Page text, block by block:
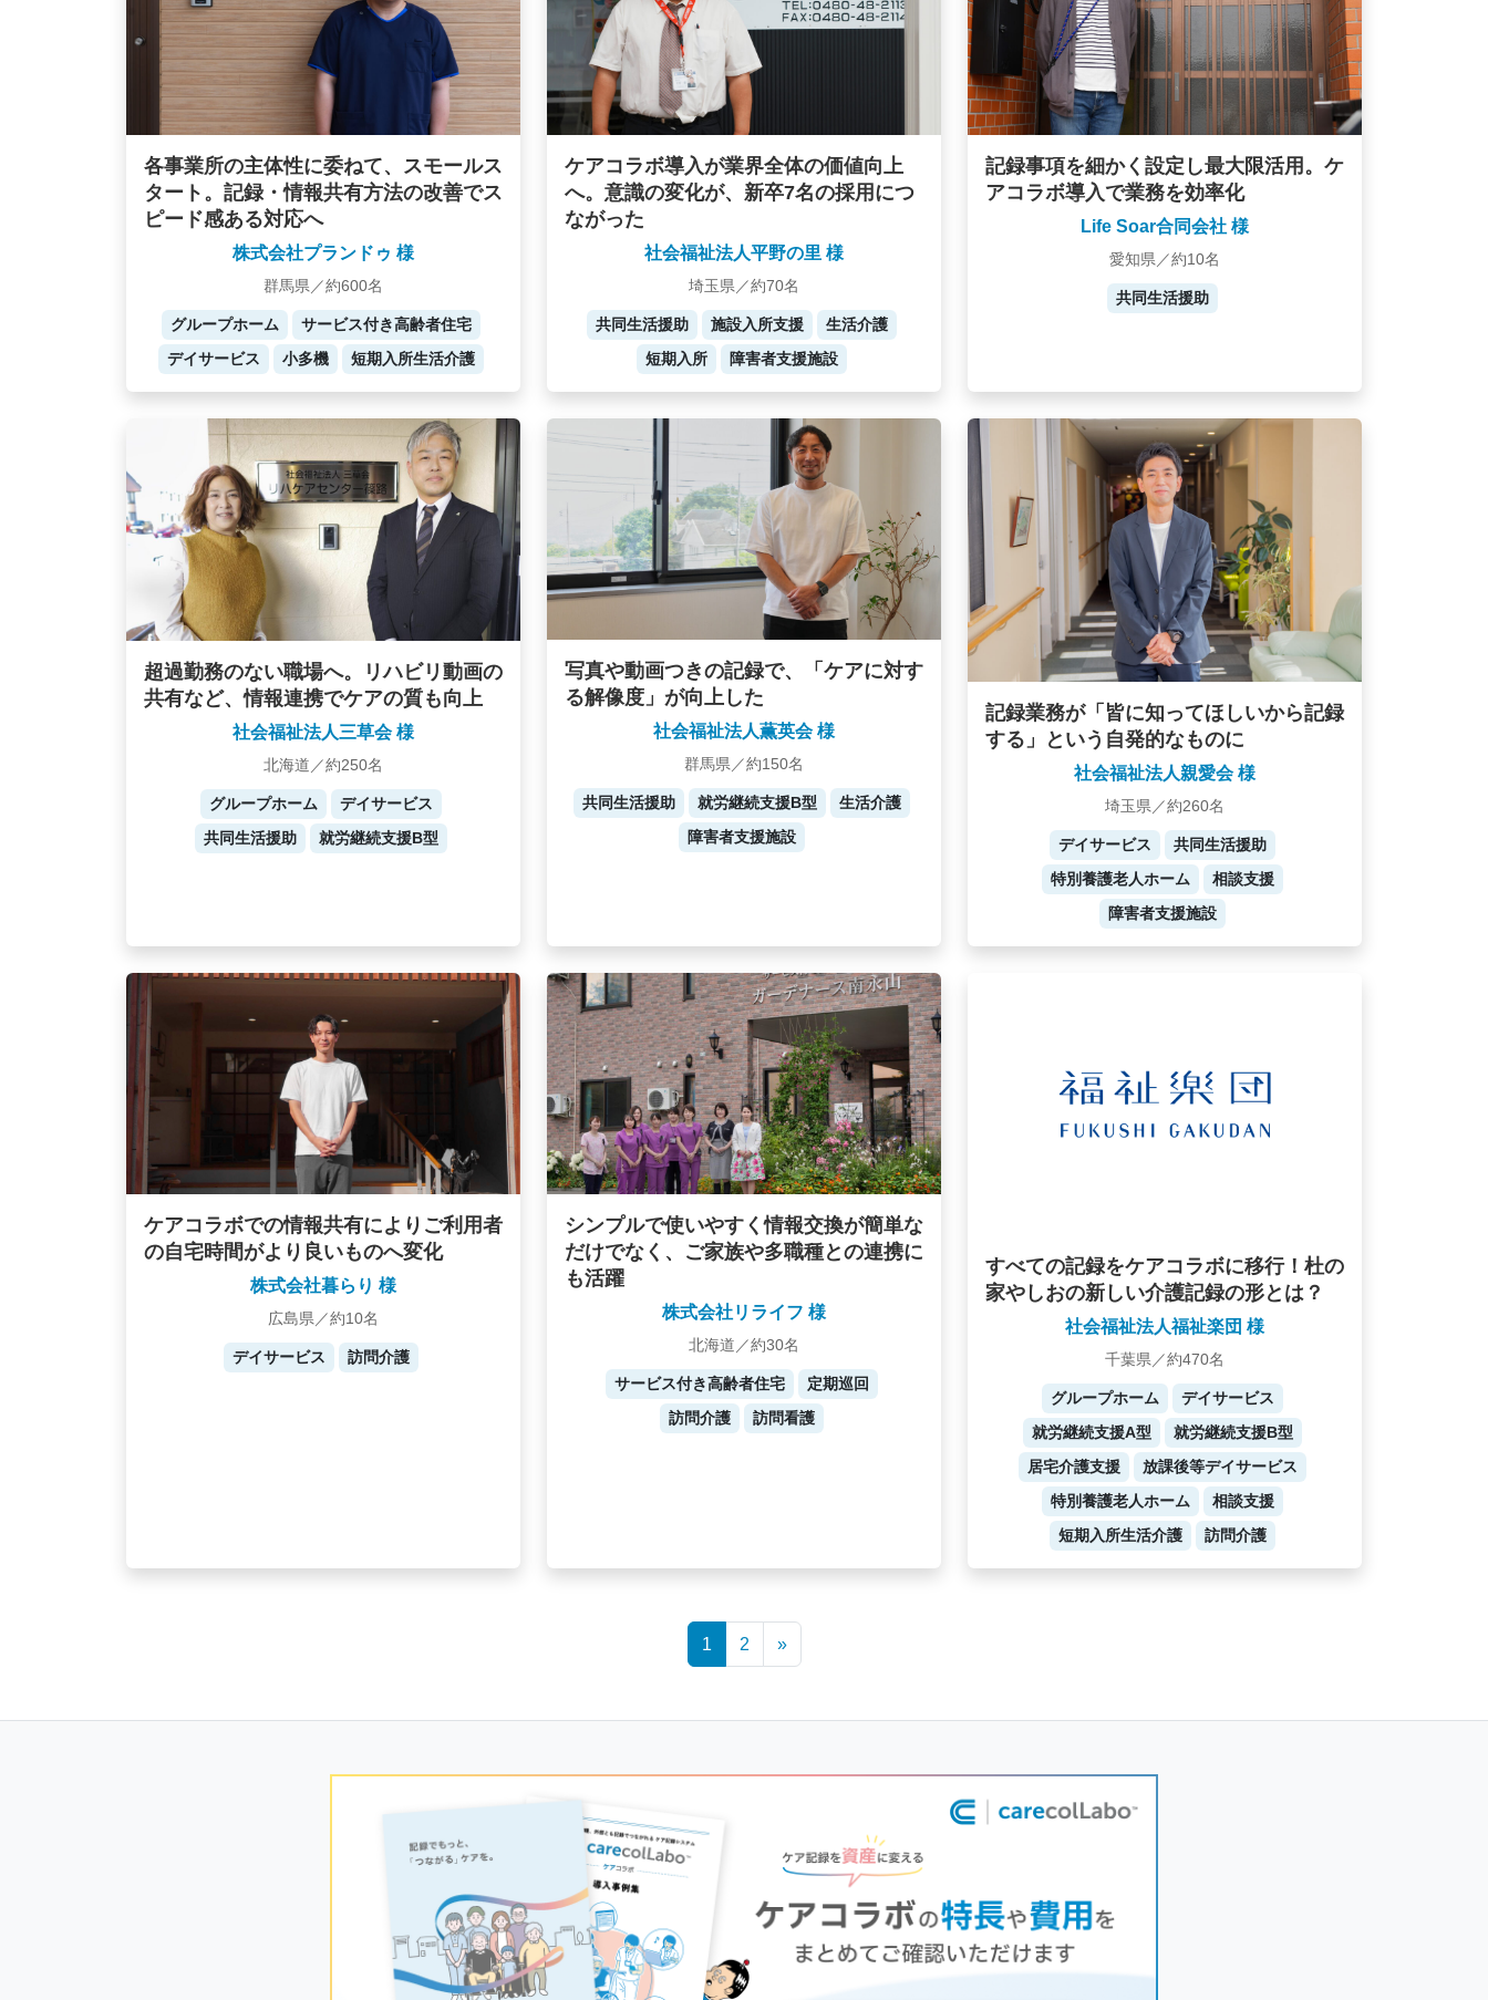
各事業所の主体性に委ねて、スモールス
タート。記録・情報共有方法の改善でス
ピード感ある対応へ
株式会社プランドゥ 様
群馬県／約600名
グループホーム
サービス付き高齢者住宅
デイサービス
小多機 短期入所生活介護
ケアコラボ導入が業界全体の価値向上
へ。意識の変化が、新卒7名の採用につ
ながった
社会福祉法人平野の里 様
埼玉県／約70名
共同生活援助 施設入所支援
生活介護
短期入所
障害者支援施設
記録事項を細かく設定し最大限活用。ケ
アコラボ導入で業務を効率化
Life Soar合同会社 様
愛知県／約10名
共同生活援助
超過勤務のない職場へ。リハビリ動画の
共有など、情報連携でケアの質も向上
社会福祉法人三草会 様
北海道／約250名
グループホーム
デイサービス
共同生活援助
就労継続支援B型
写真や動画つきの記録で、「ケアに対す
る解像度」が向上した
社会福祉法人薫英会 様
群馬県／約150名
共同生活援助 就労継続支援B型
生活介護
障害者支援施設
記録業務が「皆に知ってほしいから記録
する」という自発的なものに
社会福祉法人親愛会 様
埼玉県／約260名
デイサービス
共同生活援助
特別養護老人ホーム
相談支援
障害者支援施設
ケアコラボでの情報共有によりご利用者
の自宅時間がより良いものへ変化
株式会社暮らり 様
広島県／約10名
デイサービス 訪問介護
シンプルで使いやすく情報交換が簡単な
だけでなく、ご家族や多職種との連携に
も活躍
株式会社リライフ 様
北海道／約30名
サービス付き高齢者住宅
定期巡回
訪問介護
訪問看護
すべての記録をケアコラボに移行！杜の
家やしおの新しい介護記録の形とは？
社会福祉法人福祉楽団 様
千葉県／約470名
グループホーム
デイサービス
就労継続支援A型
就労継続支援B型
居宅介護支援
放課後等デイサービス
特別養護老人ホーム
相談支援
短期入所生活介護
訪問介護
1 2 »